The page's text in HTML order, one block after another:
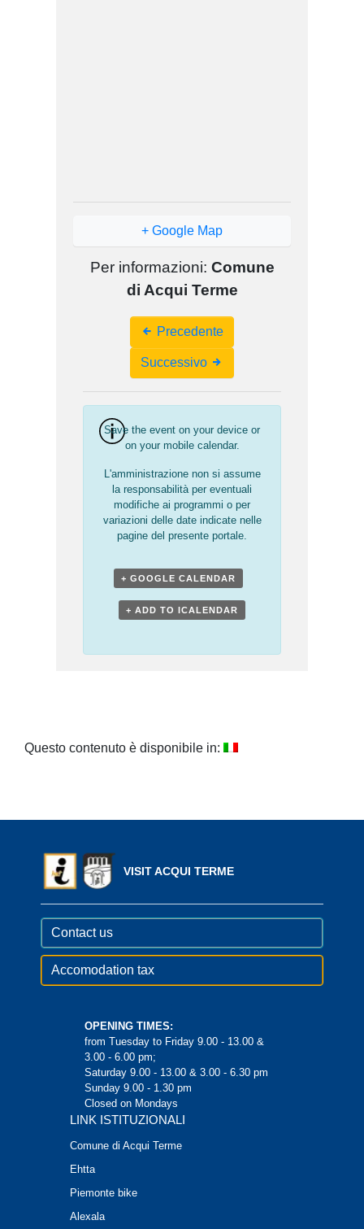
+ Google Map
Per informazioni: Comune
di Acqui Terme
Navigation
Precedente
Successivo
Save the event on your device or
on your mobile calendar.
L'amministrazione non si assume
la responsabilità per eventuali
modifiche ai programmi o per
variazioni delle date indicate nelle
pagine del presente portale.
+ GOOGLE CALENDAR
+ ADD TO ICALENDAR
Questo contenuto è disponibile in:
VISIT ACQUI TERME
Contact us
Accomodation tax
OPENING TIMES:
from Tuesday to Friday 9.00 - 13.00 &
3.00 - 6.00 pm;
Saturday 9.00 - 13.00 & 3.00 - 6.30 pm
Sunday 9.00 - 1.30 pm
Closed on Mondays
LINK ISTITUZIONALI
Comune di Acqui Terme
Ehtta
Piemonte bike
Alexala